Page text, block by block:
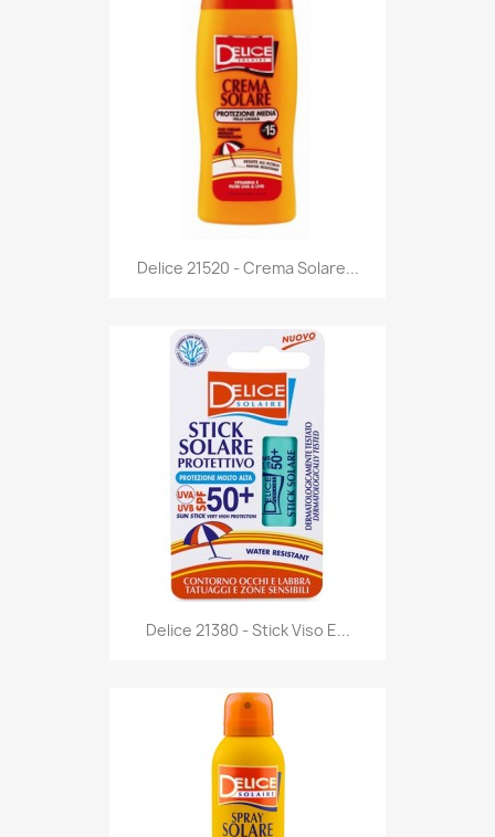
Anteprima
Delice 21520 - Crema Solare...
Anteprima
Delice 21380 - Stick Viso E...